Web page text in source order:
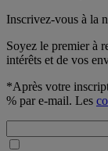
Inscrivez-vous à la
Soyez le premier à
intérêts et de vos
*Après votre
% par e-mail. Les